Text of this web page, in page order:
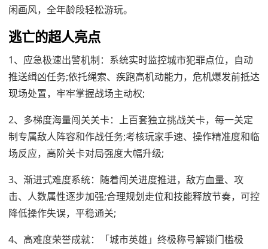
闲画风，全年龄段轻松游玩。
逃亡的超人亮点
1、应急极速出警机制：系统实时监控城市犯罪点位，自动
推送缉凶任务;依托绳索、疾跑高机动能力，危机爆发前抵达
现场处置，牢牢掌握战场主动权;
2、多梯度海量闯关关卡：上百套独立挑战关卡，每一关定
制专属敌人阵容和作战任务;考核玩家手速、操作精准度和临
场反应，高阶关卡对局强度大幅升级;
3、渐进式难度系统：随着闯关进度推进，敌方血量、攻
击、人数属性逐步加强;合理规划走位和技能释放节奏，可控
降低操作失误，平稳通关;
4、高难度荣誉成就：「城市英雄」终极称号解锁门槛极